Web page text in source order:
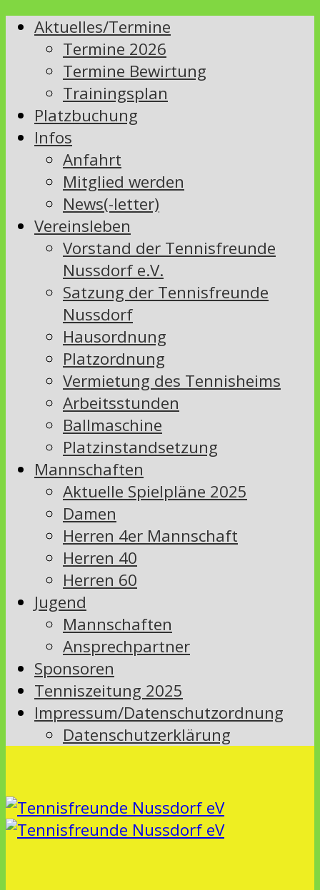
Aktuelles/Termine
Termine 2026
Termine Bewirtung
Trainingsplan
Platzbuchung
Infos
Anfahrt
Mitglied werden
News(-letter)
Vereinsleben
Vorstand der Tennisfreunde
Nussdorf e.V.
Satzung der Tennisfreunde
Nussdorf
Hausordnung
Platzordnung
Vermietung des Tennisheims
Arbeitsstunden
Ballmaschine
Platzinstandsetzung
Mannschaften
Aktuelle Spielpläne 2025
Damen
Herren 4er Mannschaft
Herren 40
Herren 60
Jugend
Mannschaften
Ansprechpartner
Sponsoren
Tenniszeitung 2025
Impressum/Datenschutzordnung
Datenschutzerklärung